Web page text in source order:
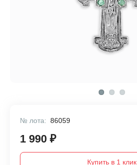
№ лота: 86059
1 990 ₽
Купить в 1 клик